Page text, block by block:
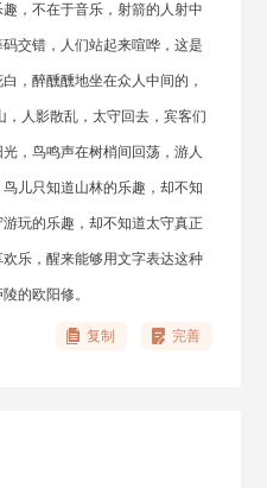
，不在于音乐，射箭的人射中
交错，人们站起来喧哗，这是
，醉醺醺地坐在众人中间的，
人影散乱，太守回去，宾客们
，鸟鸣声在树梢间回荡，游人
儿只知道山林的乐趣，却不知
玩的乐趣，却不知道太守真正
乐，醒来能够用文字表达这种
的欧阳修。
复制 完善